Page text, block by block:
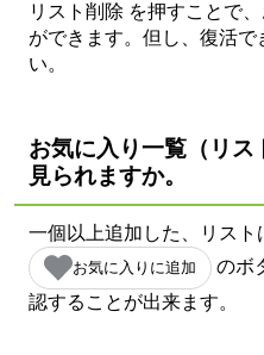
リスト削除 を押すことで
ができます。但し、復活
い。
お気に入り一覧（リス
見られますか。
一個以上追加した、リスト
お気に入りに追加
のボ
認することが出来ます。